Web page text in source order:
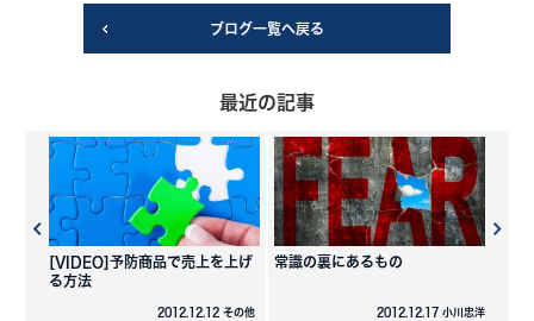
ブログ一覧へ戻る
最近の記事
[VIDEO]予防商品で売上を上げ
る方法
2012.12.12 その他
常識の裏にあるもの
2012.12.17 小川忠洋